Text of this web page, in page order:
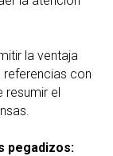
la ventaja
referencias con
resumir el
pegadizos: